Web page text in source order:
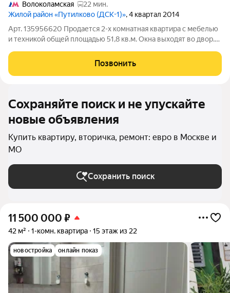
Волоколамская
22 мин.
Жилой район «Путилково (ДСК-1)», 4 квартал 2014
Арт. 135956620 Продается 2-х комнатная квартира с мебелью
и техникой общей площадью 51,8 кв.м. Окна выходят во двор.
обустроенные детские игровые и спортивные площадки.
Лесопарковая зона для
Позвонить
Сохраняйте поиск и не упускайте
новые объявления
Купить квартиру, вторичка, ремонт: евро в Москве и
МО
Сохранить поиск
11 500 000 ₽
42 м² 1-комн. квартира 15 этаж из 22
новостройка онлайн показ